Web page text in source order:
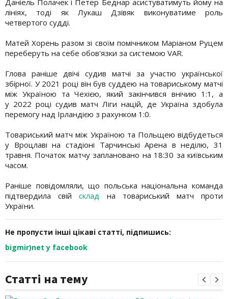
лініях, тоді як Лукаш Дзівяк виконуватиме роль
четвертого судді.
Матей Хорень разом зі своїм помічником Маріаном Руцем
переберуть на себе обов'язки за системою VAR.
Глова раніше двічі судив матчі за участю української
збірної. У 2021 році він був суддею на товариському матчі
між Україною та Чехією, який закінчився внічию 1:1, а
у 2022 році судив матч Ліги націй, де Україна здобула
перемогу над Ірландією з рахунком 1:0.
Товариський матч між Україною та Польщею відбудеться
у Вроцлаві на стадіоні Тарчинські Арена в неділю, 31
травня. Початок матчу заплановано на 18:30 за київським
часом.
Раніше повідомляли, що польська національна команда
підтвердила свійсклад
на товариський матч проти
України.
Не пропусти інші цікаві статті, підпишись:
bigmir)net у facebook
Статті на тему